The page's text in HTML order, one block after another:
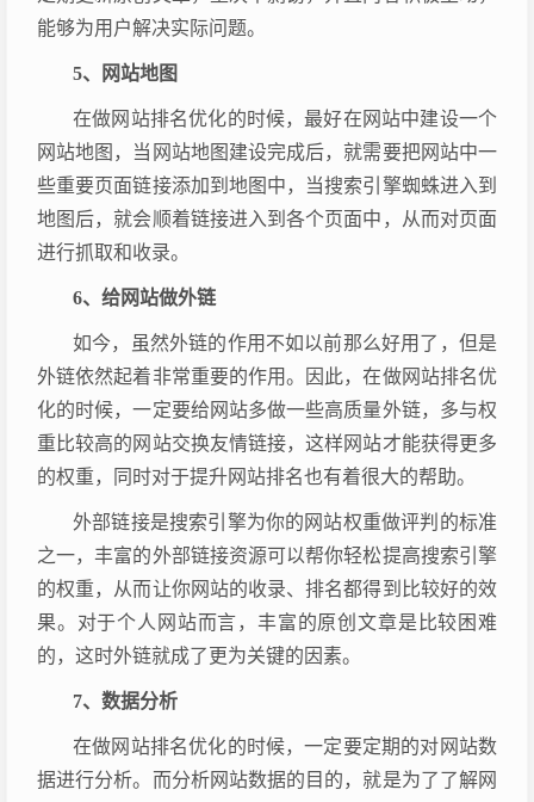
能够为用户解决实际问题。
5、网站地图
在做网站排名优化的时候，最好在网站中建设一个
网站地图，当网站地图建设完成后，就需要把网站中一
些重要页面链接添加到地图中，当搜索引擎蜘蛛进入到
地图后，就会顺着链接进入到各个页面中，从而对页面
进行抓取和收录。
6、给网站做外链
如今，虽然外链的作用不如以前那么好用了，但是
外链依然起着非常重要的作用。因此，在做网站排名优
化的时候，一定要给网站多做一些高质量外链，多与权
重比较高的网站交换友情链接，这样网站才能获得更多
的权重，同时对于提升网站排名也有着很大的帮助。
外部链接是搜索引擎为你的网站权重做评判的标准
之一，丰富的外部链接资源可以帮你轻松提高搜索引擎
的权重，从而让你网站的收录、排名都得到比较好的效
果。对于个人网站而言，丰富的原创文章是比较困难
的，这时外链就成了更为关键的因素。
7、数据分析
在做网站排名优化的时候，一定要定期的对网站数
据进行分析。而分析网站数据的目的，就是为了了解网